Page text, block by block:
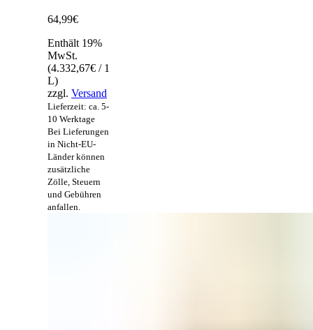
64,99€
Enthält 19%
MwSt.
(4.332,67€ / 1
L)
zzgl. Versand
Lieferzeit: ca. 5-
10 Werktage
Bei Lieferungen
in Nicht-EU-
Länder können
zusätzliche
Zölle, Steuern
und Gebühren
anfallen.